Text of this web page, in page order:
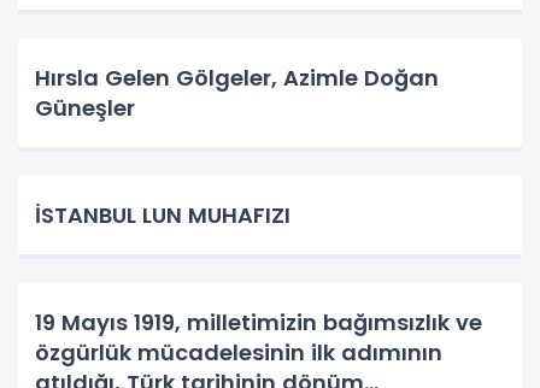
Hırsla Gelen Gölgeler, Azimle Doğan
Güneşler
İSTANBUL LUN MUHAFIZI
19 Mayıs 1919, milletimizin bağımsızlık ve
özgürlük mücadelesinin ilk adımının